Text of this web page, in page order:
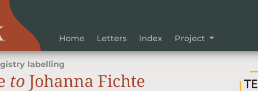
Home Letters Index Project
labelling
to Johanna Fichte